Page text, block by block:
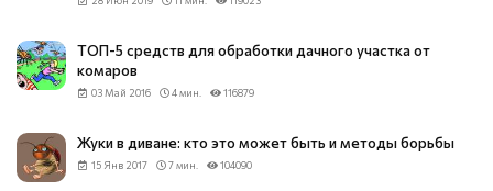
ТОП-5 средств для обработки дачного участка от
комаров
03 Май 2016 4 мин. 116879
Жуки в диване: кто это может быть и методы борьбы
15 Янв 2017 7 мин. 104090